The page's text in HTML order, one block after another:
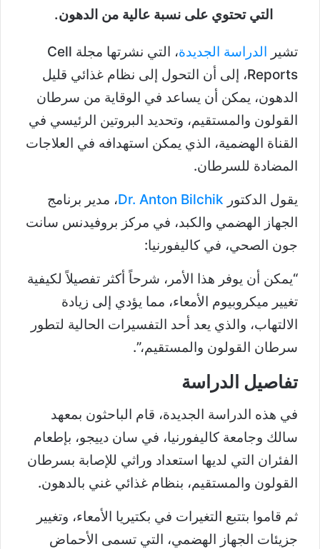
التي تحتوي على نسبة عالية من الدهون.
تشير الدراسة الجديدة
، التي نشرتها مجلة Cell
Reports، إلى أن التحول إلى نظام غذائي قليل
الدهون، يمكن أن يساعد في الوقاية من سرطان
القولون والمستقيم، وتحديد البروتين الرئيسي في
القناة الهضمية، الذي يمكن استهدافه في العلاجات
المضادة للسرطان.
يقول الدكتور Dr. Anton Bilchik، مدير برنامج
الجهاز الهضمي والكبد، في مركز بروفيدنس سانت
جون الصحي، في كاليفورنيا:
“يمكن أن يوفر هذا الأمر، شرحاً أكثر تفصيلاً لكيفية
تغيير ميكروبيوم الأمعاء، مما يؤدي إلى زيادة
الالتهاب، والذي يعد أحد التفسيرات الحالية لتطور
سرطان القولون والمستقيم،”.
تفاصيل الدراسة
في هذه الدراسة الجديدة، قام الباحثون بمعهد
سالك وجامعة كاليفورنيا، في سان دييجو، بإطعام
الفئران التي لديها استعداد وراثي للإصابة بسرطان
القولون والمستقيم، بنظام غذائي غني بالدهون.
ثم قاموا بتتبع التغيرات في بكتيريا الأمعاء، وتغيير
جزيئات الجهاز الهضمي، التي تسمى الأحماض